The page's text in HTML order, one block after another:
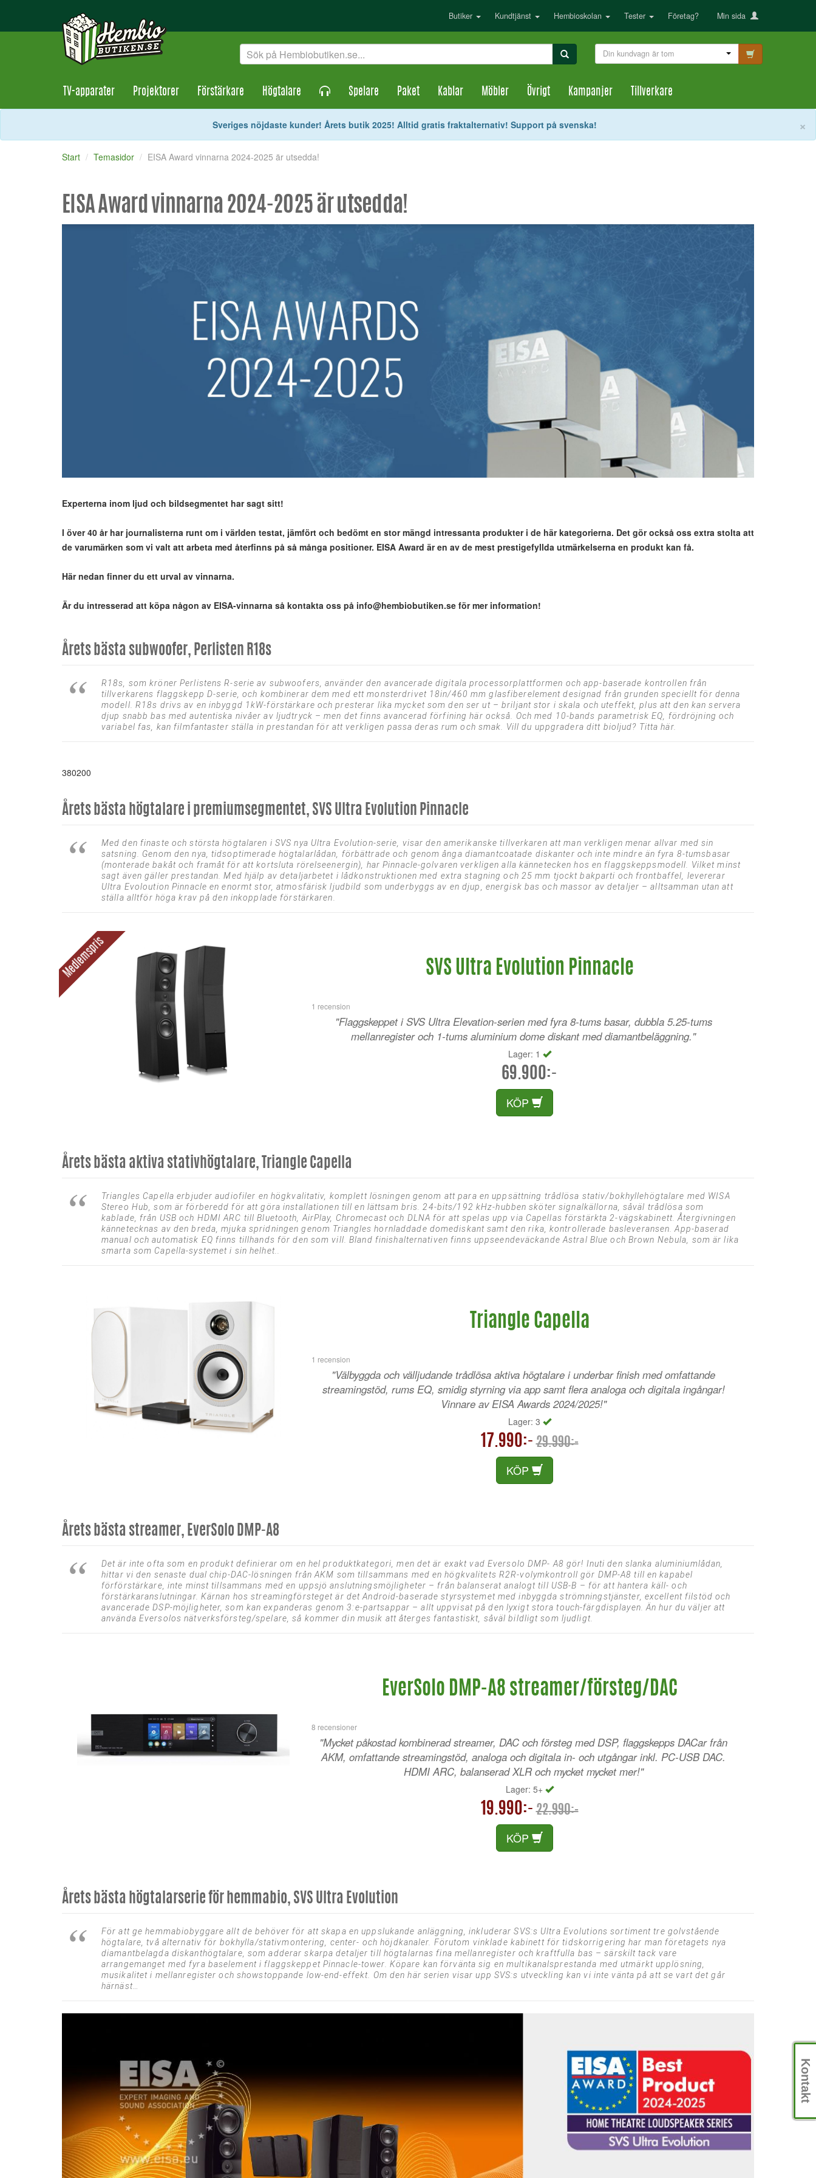
Butiker Kundtjänst Hembioskolan Tester Företag? Min sida
Din kundvagn är tom
TV-apparater Projektorer Förstärkare Högtalare Spelare Paket Kablar Möbler Övrigt Kampanjer Tillverkare
×
Sveriges nöjdaste kunder! Årets butik 2025! Alltid gratis fraktalternativ! Support på svenska!
Start Temasidor EISA Award vinnarna 2024-2025 är utsedda!
EISA Award vinnarna 2024-2025 är utsedda!
Experterna inom ljud och bildsegmentet har sagt sitt!
I över 40 år har journalisterna runt om i världen testat, jämfört och bedömt en stor mängd intressanta produkter i de här kategorierna. Det gör också oss extra stolta att
de varumärken som vi valt att arbeta med återfinns på så många positioner. EISA Award är en av de mest prestigefyllda utmärkelserna en produkt kan få.
Här nedan finner du ett urval av vinnarna.
Är du intresserad att köpa någon av EISA-vinnarna så kontakta oss på info@hembiobutiken.se för mer information!
Årets bästa subwoofer, Perlisten R18s
R18s, som kröner Perlistens R-serie av subwoofers, använder den avancerade digitala processorplattformen och app-baserade kontrollen från
tillverkarens flaggskepp D-serie, och kombinerar dem med ett monsterdrivet 18in/460 mm glasfiberelement designad från grunden speciellt för denna
modell. R18s drivs av en inbyggd 1kW-förstärkare och presterar lika mycket som den ser ut – briljant stor i skala och uteffekt, plus att den kan servera
djup snabb bas med autentiska nivåer av ljudtryck – men det finns avancerad förfining här också. Och med 10-bands parametrisk EQ, fördröjning och
variabel fas, kan filmfantaster ställa in prestandan för att verkligen passa deras rum och smak. Vill du uppgradera ditt bioljud? Titta här.
380200
Årets bästa högtalare i premiumsegmentet, SVS Ultra Evolution Pinnacle
Med den finaste och största högtalaren i SVS nya Ultra Evolution-serie, visar den amerikanske tillverkaren att man verkligen menar allvar med sin
satsning. Genom den nya, tidsoptimerade högtalarlådan, förbättrade och genom ånga diamantcoatade diskanter och inte mindre än fyra 8-tumsbasar
(monterade bakåt och framåt för att kortsluta rörelseenergin), har Pinnacle-golvaren verkligen alla kännetecken hos en flaggskeppsmodell. Vilket minst
sagt även gäller prestandan. Med hjälp av detaljarbetet i lådkonstruktionen med extra stagning och 25 mm tjockt bakparti och frontbaffel, levererar
Ultra Evoloution Pinnacle en enormt stor, atmosfärisk ljudbild som underbyggs av en djup, energisk bas och massor av detaljer – alltsamman utan att
ställa alltför höga krav på den inkopplade förstärkaren.
Medlemspris SVS Ultra Evolution Pinnacle
1 recension
"Flaggskeppet i SVS Ultra Elevation-serien med fyra 8-tums basar, dubbla 5.25-tums
mellanregister och 1-tums aluminium dome diskant med diamantbeläggning."
Lager: 1
69.900:-
KÖP
Årets bästa aktiva stativhögtalare, Triangle Capella
Triangles Capella erbjuder audiofiler en högkvalitativ, komplett lösningen genom att para en uppsättning trådlösa stativ/bokhyllehögtalare med WISA
Stereo Hub, som är förberedd för att göra installationen till en lättsam bris. 24-bits/192 kHz-hubben sköter signalkällorna, såväl trådlösa som
kablade, från USB och HDMI ARC till Bluetooth, AirPlay, Chromecast och DLNA för att spelas upp via Capellas förstärkta 2-vägskabinett. Återgivningen
kännetecknas av den breda, mjuka spridningen genom Triangles hornladdade domediskant samt den rika, kontrollerade basleveransen. App-baserad
manual och automatisk EQ finns tillhands för den som vill. Bland finishalternativen finns uppseendeväckande Astral Blue och Brown Nebula, som är lika
smarta som Capella-systemet i sin helhet..
Triangle Capella
1 recension
"Välbyggda och välljudande trådlösa aktiva högtalare i underbar finish med omfattande
streamingstöd, rums EQ, smidig styrning via app samt flera analoga och digitala ingångar!
Vinnare av EISA Awards 2024/2025!"
Lager: 3
17.990:- 29.990:-
KÖP
Årets bästa streamer, EverSolo DMP-A8
Det är inte ofta som en produkt definierar om en hel produktkategori, men det är exakt vad Eversolo DMP- A8 gör! Inuti den slanka aluminiumlådan,
hittar vi den senaste dual chip-DAC-lösningen från AKM som tillsammans med en högkvalitets R2R-volymkontroll gör DMP-A8 till en kapabel
förförstärkare, inte minst tillsammans med en uppsjö anslutningsmöjligheter – från balanserat analogt till USB-B – för att hantera käll- och
förstärkaranslutningar. Kärnan hos streamingförsteget är det Android-baserade styrsystemet med inbyggda strömningstjänster, excellent filstöd och
avancerade DSP-möjligheter, som kan expanderas genom 3:e-partsappar – allt uppvisat på den lyxigt stora touch-färgdisplayen. Än hur du väljer att
använda Eversolos nätverksförsteg/spelare, så kommer din musik att återges fantastiskt, såväl bildligt som ljudligt.
EverSolo DMP-A8 streamer/försteg/DAC
8 recensioner
"Mycket påkostad kombinerad streamer, DAC och försteg med DSP, flaggskepps DACar från
AKM, omfattande streamingstöd, analoga och digitala in- och utgångar inkl. PC-USB DAC.
HDMI ARC, balanserad XLR och mycket mycket mer!"
Lager: 5+
19.990:- 22.990:-
KÖP
Årets bästa högtalarserie för hemmabio, SVS Ultra Evolution
För att ge hemmabiobyggare allt de behöver för att skapa en uppslukande anläggning, inkluderar SVS:s Ultra Evolutions sortiment tre golvstående
högtalare, två alternativ för bokhylla/stativmontering, center- och höjdkanaler. Förutom vinklade kabinett för tidskorrigering har man företagets nya
diamantbelagda diskanthögtalare, som adderar skarpa detaljer till högtalarnas fina mellanregister och kraftfulla bas – särskilt tack vare
arrangemanget med fyra baselement i flaggskeppet Pinnacle-tower. Köpare kan förvänta sig en multikanalsprestanda med utmärkt upplösning,
musikalitet i mellanregister och showstoppande low-end-effekt. Om den här serien visar upp SVS:s utveckling kan vi inte vänta på att se vart det går
härnäst…
Kontakt